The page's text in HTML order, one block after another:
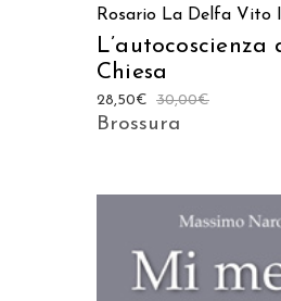
Rosario La Delfa Vito
L’autocoscienza
Chiesa
30,00€
28,50€
Brossura